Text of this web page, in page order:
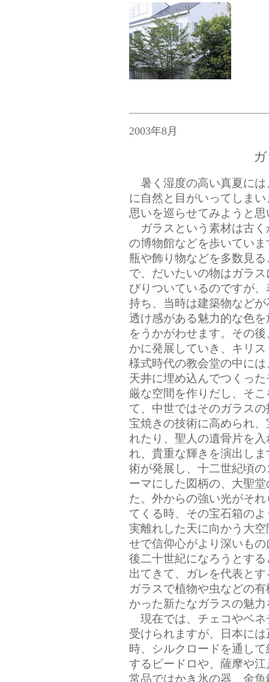
2003年8月
暑く湿度の高い真夏には
に自然と目がいってしま
思いを巡らせてみようと
ガラスという素材は古く
の博物館などを歩いてい
瓶や飾り物などを多数見
で、だいたいの物はガラ
びりついているのですが
持ち、当時は建築物など
透け感がある魅力的な色
をうかがわせます。その
かに発展していき、キリ
様式時代の教会堂の中に
天井に埋め込んでつくっ
厳な空間を作りだし、そ
て、中世ではそのガラス
宝焼きの技術に高められ
れたり、聖人の遺骨片を
れ、貴重な輝きを演出し
術が発展し、十二世紀頃
ーマにした図柄の、大聖
た。外からの強い光がそ
てくる時、その宝石箱の
実離れした天に向かう大
せで信仰心がより深いも
後二十世紀になろうとす
出てきて、ガレを代表と
ガラスで植物や虫などの
かった新たなガラスの魅
現在では、チェコやベネ
受けられますが、日本に
時、シルクロードを通し
するビードロや、薩摩や
常品ではかき氷の器、金